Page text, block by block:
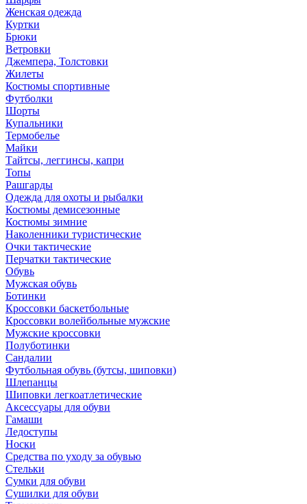
Женская одежда
Куртки
Брюки
Ветровки
Джемпера, Толстовки
Жилеты
Костюмы спортивные
Футболки
Шорты
Купальники
Термобелье
Майки
Тайтсы, леггинсы, капри
Топы
Рашгарды
Одежда для охоты и рыбалки
Костюмы демисезонные
Костюмы зимние
Наколенники туристические
Очки тактические
Перчатки тактические
Обувь
Мужская обувь
Ботинки
Кроссовки баскетбольные
Кроссовки волейбольные мужские
Мужские кроссовки
Полуботинки
Сандалии
Футбольная обувь (бутсы, шиповки)
Шлепанцы
Шиповки легкоатлетические
Аксессуары для обуви
Гамаши
Ледоступы
Носки
Средства по уходу за обувью
Стельки
Сумки для обуви
Сушилки для обуви